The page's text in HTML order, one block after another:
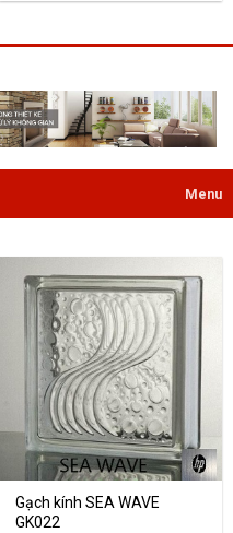
Menu
Gạch kính SEA WAVE
GK022